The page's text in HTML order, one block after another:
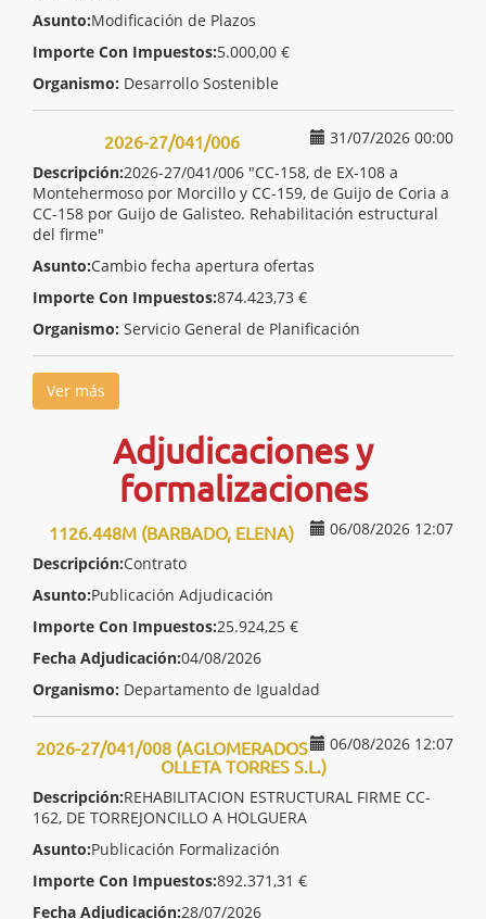
Asunto:Modificación de Plazos
Importe Con Impuestos:5.000,00 €
Organismo: Desarrollo Sostenible
31/07/2026 00:00
2026-27/041/006
Descripción:2026-27/041/006 "CC-158, de EX-108 a
Montehermoso por Morcillo y CC-159, de Guijo de Coria a
CC-158 por Guijo de Galisteo. Rehabilitación estructural
del firme"
Asunto:Cambio fecha apertura ofertas
Importe Con Impuestos:874.423,73 €
Organismo: Servicio General de Planificación
Ver más
Adjudicaciones y
formalizaciones
06/08/2026 12:07
1126.448M (BARBADO, ELENA)
Descripción:Contrato
Asunto:Publicación Adjudicación
Importe Con Impuestos:25.924,25 €
Fecha Adjudicación:04/08/2026
Organismo: Departamento de Igualdad
06/08/2026 12:07
2026-27/041/008 (AGLOMERADOS
OLLETA TORRES S.L.)
Descripción:REHABILITACION ESTRUCTURAL FIRME CC-
162, DE TORREJONCILLO A HOLGUERA
Asunto:Publicación Formalización
Importe Con Impuestos:892.371,31 €
Fecha Adjudicación:28/07/2026